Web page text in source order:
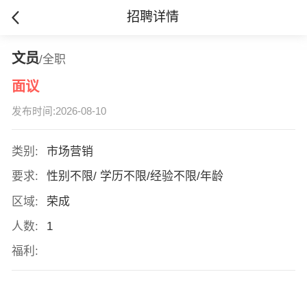
招聘详情
文员/全职
面议
发布时间:2026-08-10
类别:
市场营销
要求:
性别不限/ 学历不限/经验不限/年龄
区域:
荣成
人数:
1
福利: